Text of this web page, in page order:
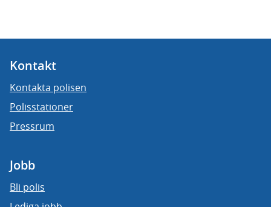
Kontakt
Kontakta polisen
Polisstationer
Pressrum
Jobb
Bli polis